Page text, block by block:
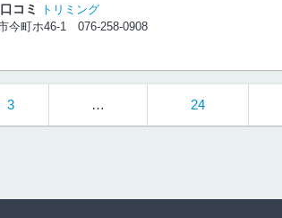
コミ
トリミング
今町ホ46-1 076-258-0908
3 … 24